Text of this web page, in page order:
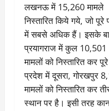
लखनऊ में 15,260 मामले
निस्तारित किये गये, जो पूरे
में सबसे अधिक हैं। इसके
प्रयागराज में कुल 10,501
मामलों को निस्तारित कर पूरे
प्रदेश में दूसरा, गोरखपुर
मामलों को निस्तारित कर
स्थान पर है। इसी तरह